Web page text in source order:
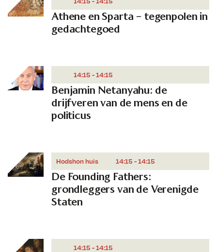
Athene en Sparta – tegenpolen in
gedachtegoed
14:15 - 14:15
Benjamin Netanyahu: de
drijfveren van de mens en de
politicus
Hodshon huis 14:15 - 14:15
De Founding Fathers:
grondleggers van de Verenigde
Staten
14:15 - 14:15